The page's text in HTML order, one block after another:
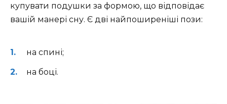
купувати подушки за формою, що відповідає
вашій манері сну. Є дві найпоширеніші пози:
на спині;
на боці.